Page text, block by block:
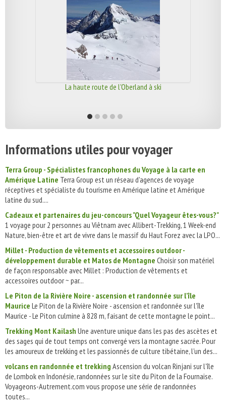
La haute route de l'Oberland à ski
Informations utiles pour voyager
Terra Group - Spécialistes francophones du Voyage à la carte en
Amérique Latine Terra Group est un réseau d'agences de voyage
réceptives et spécialiste du tourisme en Amérique latine et Amérique
latine du sud....
Cadeaux et partenaires du jeu-concours "Quel Voyageur êtes-vous?"
1 voyage pour 2 personnes au Viêtnam avec Allibert-Trekking, 1 Week-end
Nature, bien-être et art de vivre dans le massif du Haut Forez avec la LPO...
Millet - Production de vêtements et accessoires outdoor -
développement durable et Matos de Montagne Choisir son matériel
de façon responsable avec Millet : Production de vêtements et
accessoires outdoor ~ par...
Le Piton de la Rivière Noire - ascension et randonnée sur l'île
Maurice Le Piton de la Rivière Noire - ascension et randonnée sur l'île
Maurice - Le Piton culmine à 828 m, faisant de cette montagne le point...
Trekking Mont Kailash Une aventure unique dans les pas des ascètes et
des sages qui de tout temps ont convergé vers la montagne sacrée. Pour
les amoureux de trekking et les passionnés de culture tibétaine, l'un des...
volcans en randonnée et trekking Ascension du volcan Rinjani sur l'île
de Lombok en Indonésie, randonnées sur le site du Piton de la Fournaise.
Voyageons-Autrement.com vous propose une série de randonnées
toutes...